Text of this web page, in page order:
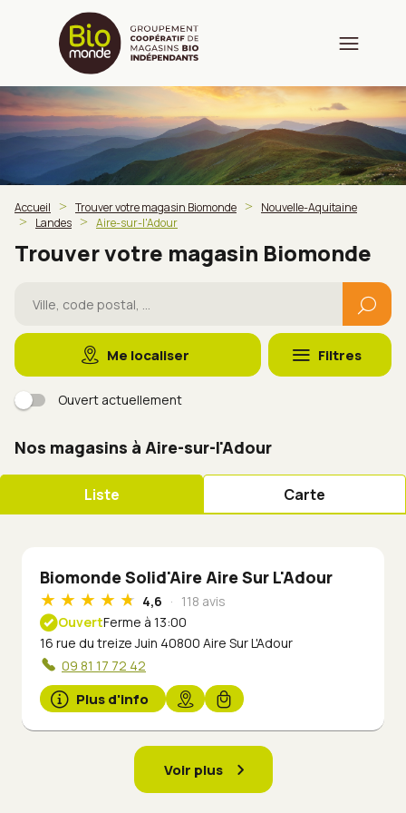
Accueil Trouver votre magasin Biomonde
Nouvelle-Aquitaine
Landes
Aire-sur-l'Adour
Trouver votre magasin Biomonde
Me localiser Filtres
Ouvert actuellement
Nos magasins à Aire-sur-l'Adour
Liste Carte
Biomonde Solid'Aire Aire Sur L'Adour
4,6
118 avis
OuvertFerme à 13:00
16 rue du treize Juin 40800 Aire Sur L'Adour
09 81 17 72 42
Plus d'info
Voir plus